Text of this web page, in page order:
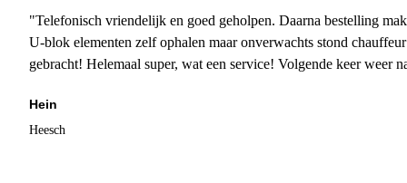
"Telefonisch vriendelijk en goed geholpen. Daarna bestelling
U-blok elementen zelf ophalen maar onverwachts stond
gebracht! Helemaal super, wat een service! Volgende keer weer
Hein
Heesch